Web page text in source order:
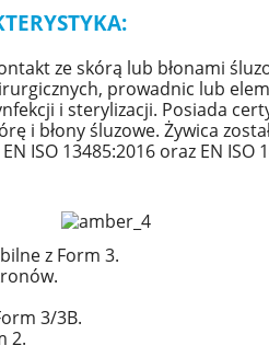
Surgical Guide
1 209,60 zł
o dostępności
ze skórą lub błonami
prowadnic lub
i sterylizacji. Posiada
i błony śluzowe. Żywica
ISO 13485:2016 oraz EN ISO
z Form 3.
3/3B.
2.